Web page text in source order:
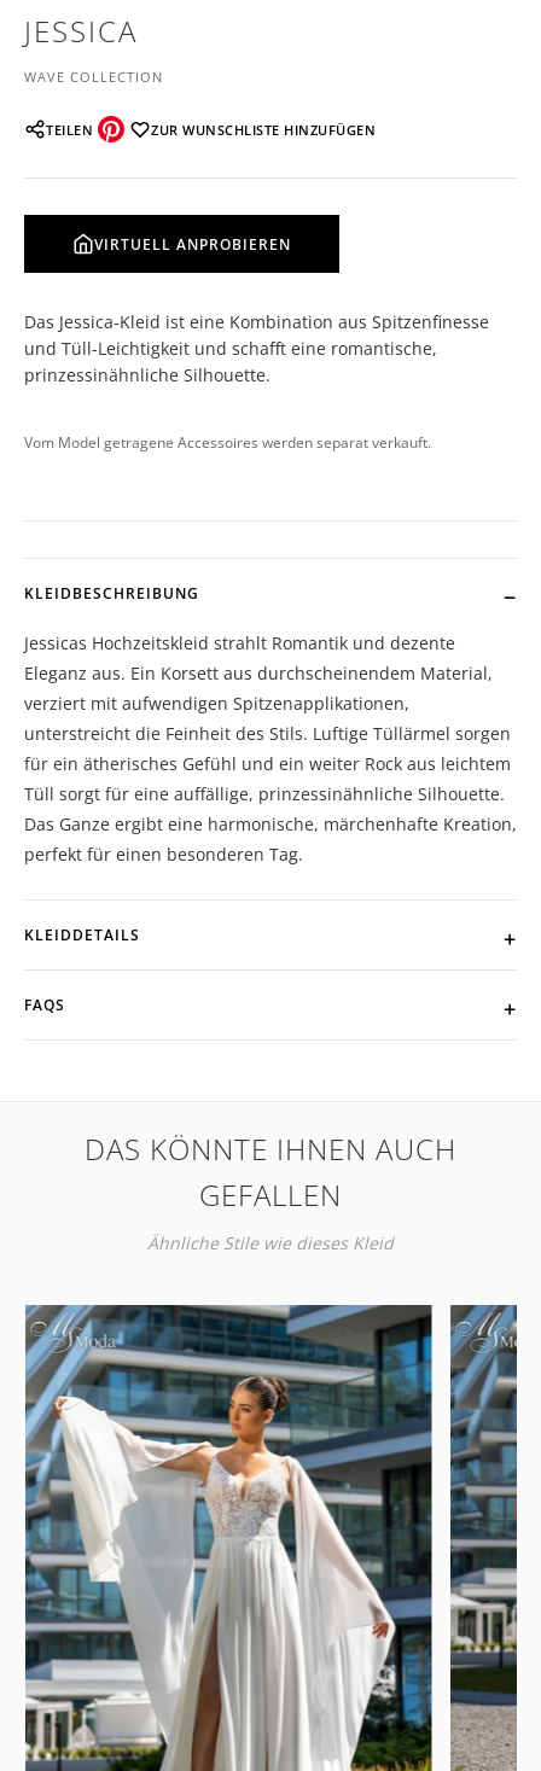
JESSICA
WAVE COLLECTION
TEILEN ZUR WUNSCHLISTE HINZUFÜGEN
VIRTUELL ANPROBIEREN
Das Jessica-Kleid ist eine Kombination aus Spitzenfinesse
und Tüll-Leichtigkeit und schafft eine romantische,
prinzessinähnliche Silhouette.
Vom Model getragene Accessoires werden separat verkauft.
KLEIDBESCHREIBUNG
Jessicas Hochzeitskleid strahlt Romantik und dezente
Eleganz aus. Ein Korsett aus durchscheinendem Material,
verziert mit aufwendigen Spitzenapplikationen,
unterstreicht die Feinheit des Stils. Luftige Tüllärmel sorgen
für ein ätherisches Gefühl und ein weiter Rock aus leichtem
Tüll sorgt für eine auffällige, prinzessinähnliche Silhouette.
Das Ganze ergibt eine harmonische, märchenhafte Kreation,
perfekt für einen besonderen Tag.
KLEIDDETAILS
FAQS
DAS KÖNNTE IHNEN AUCH
GEFALLEN
Ähnliche Stile wie dieses Kleid